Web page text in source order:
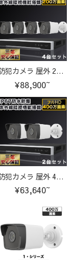
防犯カメラ 屋外 200万画素 固定レンズ2.8mm IP67防塵防水 IPカメラ 4台セット
¥88,900~
防犯カメラ 屋外 400万画素 固定レンズ2.8mm IP67防塵防水 IPカメラ 2台セット
¥63,640~